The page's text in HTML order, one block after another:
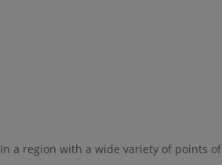
In a region with a wide variety of points